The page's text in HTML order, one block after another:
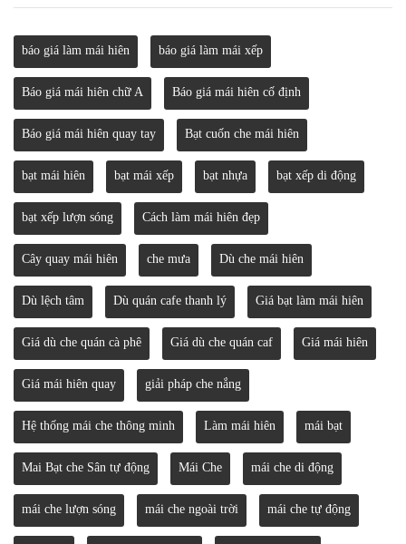
báo giá làm mái hiên báo giá làm mái xếp
Báo giá mái hiên chữ A Báo giá mái hiên cố định
Báo giá mái hiên quay tay Bạt cuốn che mái hiên
bạt mái hiên bạt mái xếp bạt nhựa bạt xếp di động
bạt xếp lượn sóng Cách làm mái hiên đẹp
Cây quay mái hiên che mưa Dù che mái hiên
Dù lệch tâm Dù quán cafe thanh lý Giá bạt làm mái hiên
Giá dù che quán cà phê Giá dù che quán caf Giá mái hiên
Giá mái hiên quay giải pháp che nắng
Hệ thống mái che thông minh Làm mái hiên mái bạt
Mai Bạt che Sân tự động Mái Che mái che di động
mái che lượn sóng mái che ngoài trời mái che tự động